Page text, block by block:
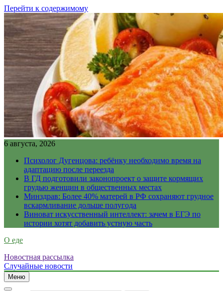
Перейти к содержимому
6 августа, 2026
Психолог Дугенцова: ребёнку необходимо время на
адаптацию после переезда
В ГД подготовили законопроект о защите кормящих
грудью женщин в общественных местах
Минздрав: Более 40% матерей в РФ сохраняют грудное
вскармливание дольше полугода
Виноват искусственный интеллект: зачем в ЕГЭ по
истории хотят добавить устную часть
О еде
Новостная рассылка
Случайные новости
Меню